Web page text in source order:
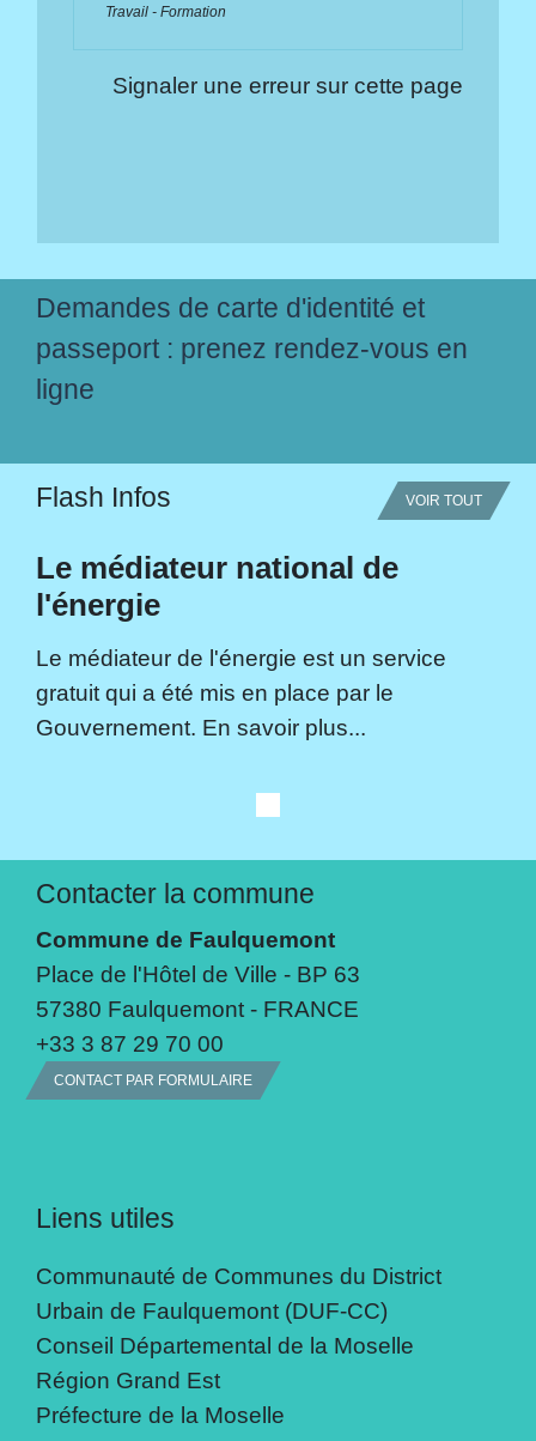
Travail - Formation
Signaler une erreur sur cette page
Demandes de carte d'identité et
passeport : prenez rendez-vous en
ligne
Flash Infos VOIR TOUT
Le médiateur national de
l'énergie
Le médiateur de l'énergie est un service
gratuit qui a été mis en place par le
Gouvernement. En savoir plus...
Contacter la commune
Commune de Faulquemont
Place de l'Hôtel de Ville - BP 63
57380 Faulquemont - FRANCE
+33 3 87 29 70 00
CONTACT PAR FORMULAIRE
Liens utiles
Communauté de Communes du District
Urbain de Faulquemont (DUF-CC)
Conseil Départemental de la Moselle
Région Grand Est
Préfecture de la Moselle